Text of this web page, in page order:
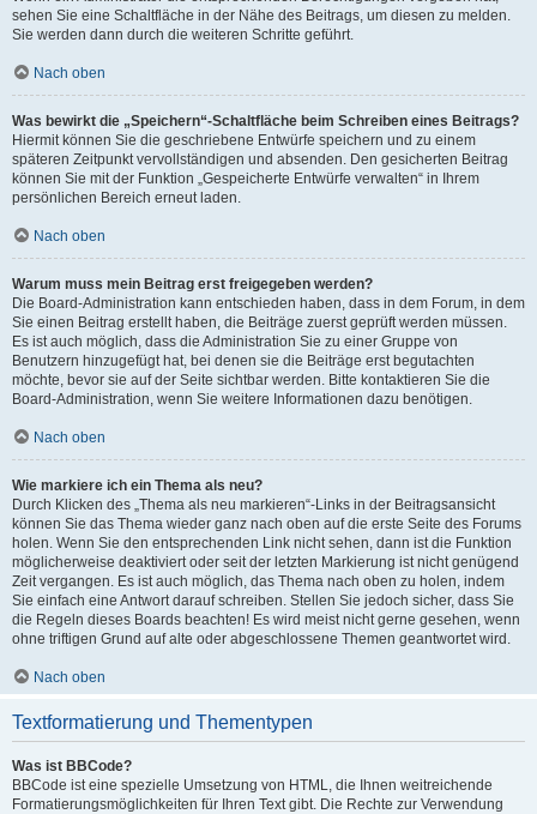
sehen Sie eine Schaltfläche in der Nähe des Beitrags, um diesen zu melden.
Sie werden dann durch die weiteren Schritte geführt.
Nach oben
Was bewirkt die „Speichern“-Schaltfläche beim Schreiben eines Beitrags?
Hiermit können Sie die geschriebene Entwürfe speichern und zu einem
späteren Zeitpunkt vervollständigen und absenden. Den gesicherten Beitrag
können Sie mit der Funktion „Gespeicherte Entwürfe verwalten“ in Ihrem
persönlichen Bereich erneut laden.
Nach oben
Warum muss mein Beitrag erst freigegeben werden?
Die Board-Administration kann entschieden haben, dass in dem Forum, in dem
Sie einen Beitrag erstellt haben, die Beiträge zuerst geprüft werden müssen.
Es ist auch möglich, dass die Administration Sie zu einer Gruppe von
Benutzern hinzugefügt hat, bei denen sie die Beiträge erst begutachten
möchte, bevor sie auf der Seite sichtbar werden. Bitte kontaktieren Sie die
Board-Administration, wenn Sie weitere Informationen dazu benötigen.
Nach oben
Wie markiere ich ein Thema als neu?
Durch Klicken des „Thema als neu markieren“-Links in der Beitragsansicht
können Sie das Thema wieder ganz nach oben auf die erste Seite des Forums
holen. Wenn Sie den entsprechenden Link nicht sehen, dann ist die Funktion
möglicherweise deaktiviert oder seit der letzten Markierung ist nicht genügend
Zeit vergangen. Es ist auch möglich, das Thema nach oben zu holen, indem
Sie einfach eine Antwort darauf schreiben. Stellen Sie jedoch sicher, dass Sie
die Regeln dieses Boards beachten! Es wird meist nicht gerne gesehen, wenn
ohne triftigen Grund auf alte oder abgeschlossene Themen geantwortet wird.
Nach oben
Textformatierung und Thementypen
Was ist BBCode?
BBCode ist eine spezielle Umsetzung von HTML, die Ihnen weitreichende
Formatierungsmöglichkeiten für Ihren Text gibt. Die Rechte zur Verwendung